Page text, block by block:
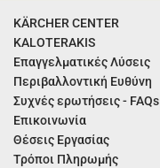
KÄRCHER CENTER
KALOTERAKIS
Επαγγελματικές Λύσεις
Περιβαλλοντική Ευθύνη
Συχνές ερωτήσεις - FAQs
Επικοινωνία
Θέσεις Εργασίας
Τρόποι Πληρωμής